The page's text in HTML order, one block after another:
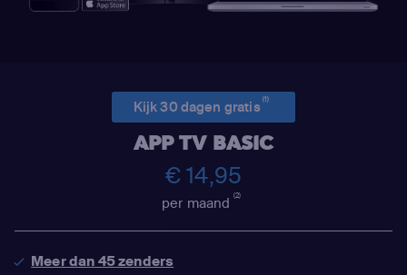
Kijk 30 dagen gratis(1)
APP TV BASIC
€ 14,95
per maand(2)
Meer dan 45 zenders